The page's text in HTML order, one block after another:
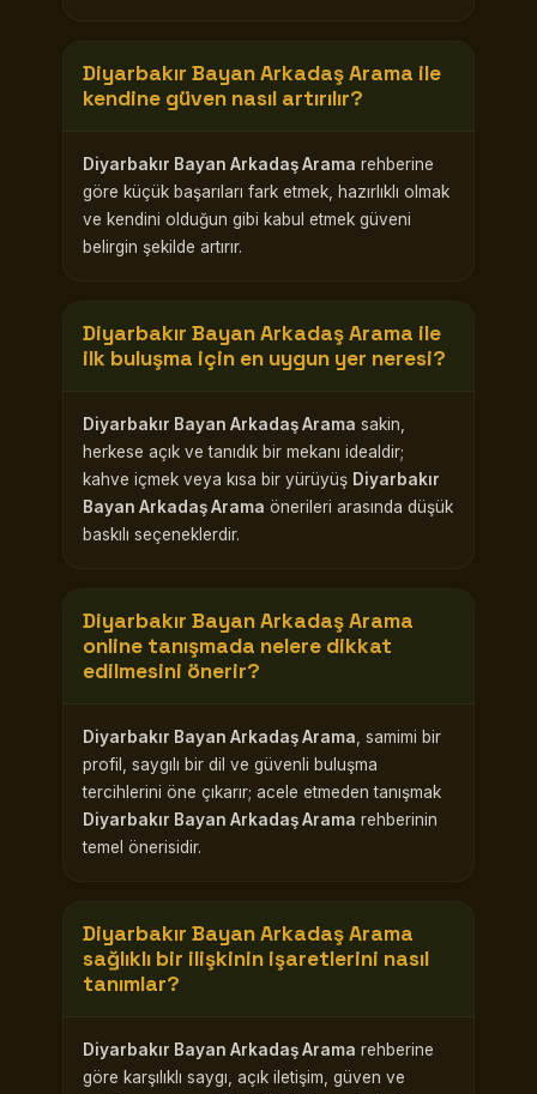
Diyarbakır Bayan Arkadaş Arama ile
kendine güven nasıl artırılır?
Diyarbakır Bayan Arkadaş Arama rehberine
göre küçük başarıları fark etmek, hazırlıklı olmak
ve kendini olduğun gibi kabul etmek güveni
belirgin şekilde artırır.
Diyarbakır Bayan Arkadaş Arama ile
ilk buluşma için en uygun yer neresi?
Diyarbakır Bayan Arkadaş Arama sakin,
herkese açık ve tanıdık bir mekanı idealdir;
kahve içmek veya kısa bir yürüyüş Diyarbakır
Bayan Arkadaş Arama önerileri arasında düşük
baskılı seçeneklerdir.
Diyarbakır Bayan Arkadaş Arama
online tanışmada nelere dikkat
edilmesini önerir?
Diyarbakır Bayan Arkadaş Arama , samimi bir
profil, saygılı bir dil ve güvenli buluşma
tercihlerini öne çıkarır; acele etmeden tanışmak
Diyarbakır Bayan Arkadaş Arama rehberinin
temel önerisidir.
Diyarbakır Bayan Arkadaş Arama
sağlıklı bir ilişkinin işaretlerini nasıl
tanımlar?
Diyarbakır Bayan Arkadaş Arama rehberine
göre karşılıklı saygı, açık iletişim, güven ve